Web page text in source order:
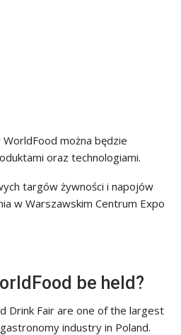
można będzie
oraz technologiami.
targów żywności i napojów
w Warszawskim Centrum Expo
be held?
Drink Fair are one of the largest
industry in Poland.